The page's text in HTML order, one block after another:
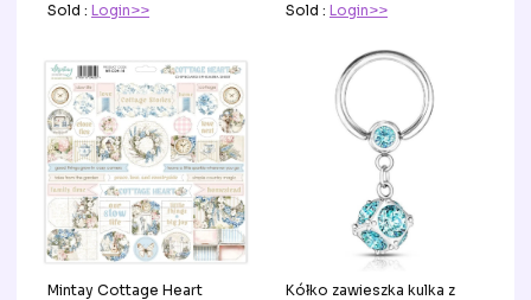
Sold : Login>>
Sold : Login>>
Mintay Cottage Heart
Kółko zawieszka kulka z